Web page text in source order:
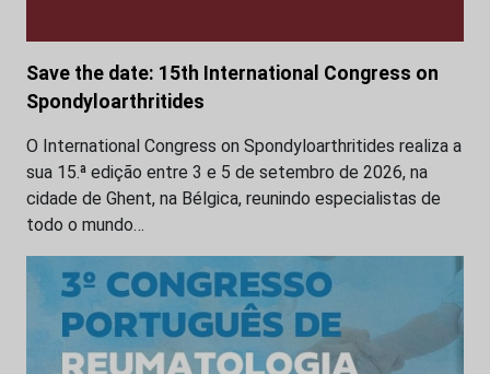
Save the date: 15th International Congress on
Spondyloarthritides
O International Congress on Spondyloarthritides realiza a
sua 15.ª edição entre 3 e 5 de setembro de 2026, na
cidade de Ghent, na Bélgica, reunindo especialistas de
todo o mundo…